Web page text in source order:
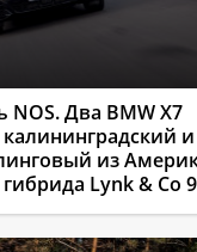
NOS. Два BMW X7
и
из
Lynk & Co